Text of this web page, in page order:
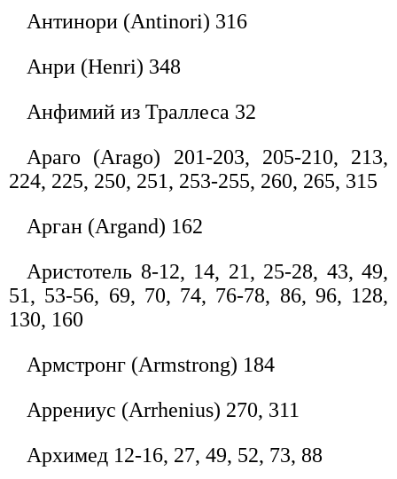
Антинори (Antinori) 316
Анри (Henri) 348
Анфимий из Траллеса 32
Араго (Arago) 201-203, 205-210, 213,
224, 225, 250, 251, 253-255, 260, 265, 315
Арган (Argand) 162
Аристотель 8-12, 14, 21, 25-28, 43, 49,
51, 53-56, 69, 70, 74, 76-78, 86, 96, 128,
130, 160
Армстронг (Armstrong) 184
Аррениус (Arrhenius) 270, 311
Архимед 12-16, 27, 49, 52, 73, 88